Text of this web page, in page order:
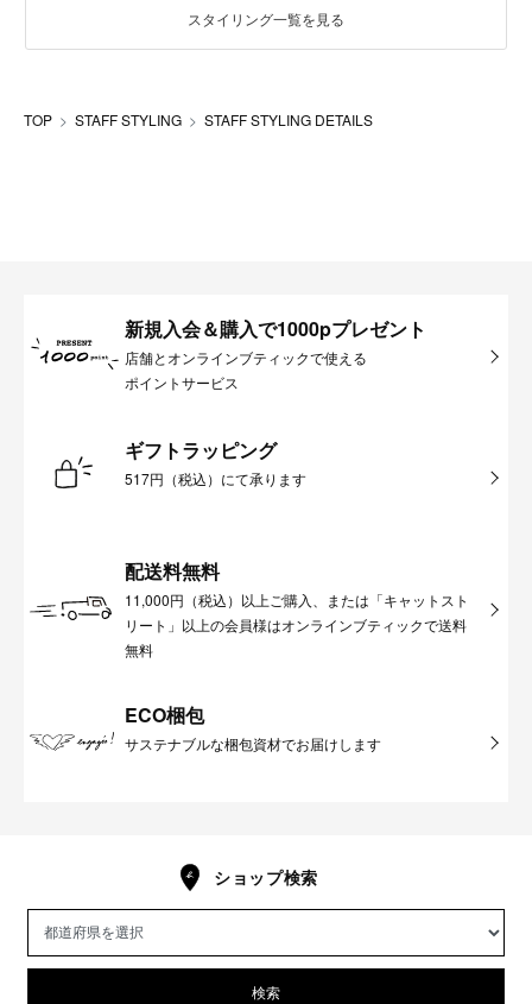
スタイリング一覧を見る
TOP STAFF STYLING STAFF STYLING DETAILS
新規入会＆購入で1000pプレゼント
店舗とオンラインブティックで使える
ポイントサービス
ギフトラッピング
517円（税込）にて承ります
配送料無料
11,000円（税込）以上ご購入、または「キャットスト
リート」以上の会員様はオンラインブティックで送料
無料
ECO梱包
サステナブルな梱包資材でお届けします
ショップ検索
検索